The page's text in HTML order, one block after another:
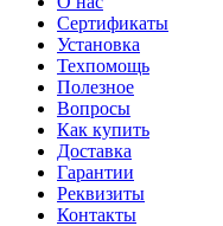
Сертификаты
Установка
Техпомощь
Полезное
Вопросы
Как купить
Доставка
Гарантии
Реквизиты
Контакты